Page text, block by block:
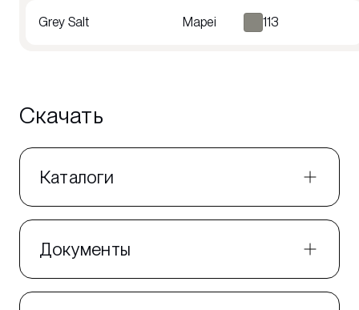
Grey Salt Mapei 113
Скачать
Каталоги
Документы